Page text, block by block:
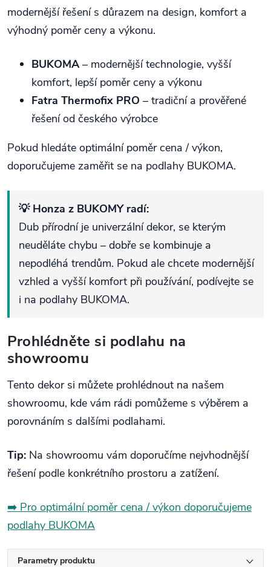
modernější řešení s důrazem na design, komfort a
výhodný poměr ceny a výkonu.
BUKOMA– modernější technologie, vyšší
komfort, lepší poměr ceny a výkonu
Fatra Thermofix PRO – tradiční a prověřené
řešení od českého výrobce
Pokud hledáte optimální poměr cena / výkon,
doporučujeme zaměřit se na podlahy BUKOMA.
💡 Honza z BUKOMY radí:
Dub přírodní je univerzální dekor, se kterým
neuděláte chybu – dobře se kombinuje a
nepodléhá trendům. Pokud ale chcete modernější
vzhled a vyšší komfort při používání, podívejte se
i na podlahy BUKOMA.
Prohlédněte si podlahu na
showroomu
Tento dekor si můžete prohlédnout na našem
showroomu, kde vám rádi pomůžeme s výběrem a
porovnáním s dalšími podlahami.
Tip: Na showroomu vám doporučíme nejvhodnější
řešení podle konkrétního prostoru a zatížení.
➡️ Pro optimální poměr cena / výkon doporučujeme
podlahy BUKOMA
Parametry produktu